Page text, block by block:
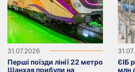
31.07.2026
Перші поїзди лінії 22 метро
Шанхая прибули на
ЄІБ
млн